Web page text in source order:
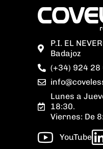
P.I. EL
Badajoz
(+34) 924 28
Lunes a
18:30.
Viernes: De
YouTube